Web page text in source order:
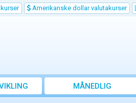
Amerikanske dollar valutakurser
MÅNEDLIG
GJENNOMSNITTSKURS